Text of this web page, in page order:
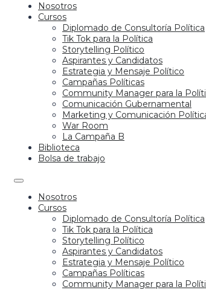
Nosotros
Cursos
Diplomado de Consultoría Política
Tik Tok para la Política
Storytelling Político
Aspirantes y Candidatos
Estrategia y Mensaje Político
Campañas Políticas
Community Manager para la
Comunicación Gubernamental
Marketing y Comunicación
War Room
La Campaña B
Biblioteca
Bolsa de trabajo
Nosotros
Cursos
Diplomado de Consultoría Política
Tik Tok para la Política
Storytelling Político
Aspirantes y Candidatos
Estrategia y Mensaje Político
Campañas Políticas
Community Manager para la